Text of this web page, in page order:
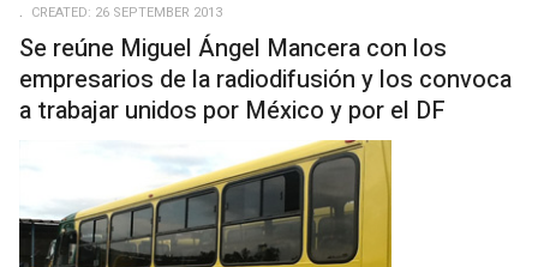
CREATED: 26 SEPTEMBER 2013
Se reúne Miguel Ángel Mancera con los
empresarios de la radiodifusión y los convoca
a trabajar unidos por México y por el DF